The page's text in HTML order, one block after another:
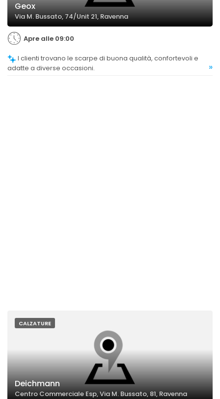
Geox
Via M. Bussato, 74/Unit 21, Ravenna
Apre alle 09:00
adatte a diverse occasioni.
»
CALZATURE
Deichmann
Centro Commerciale Esp, Via M. Bussato, 81, Ravenna